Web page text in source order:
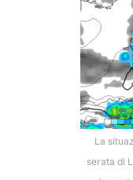
La
serata di